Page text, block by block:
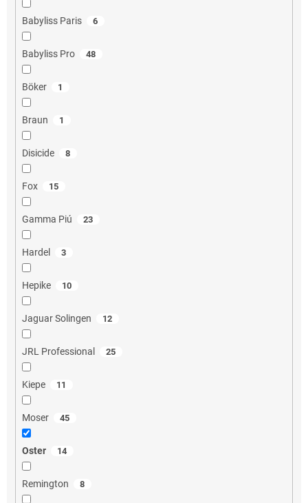
Babyliss Paris 6
Babyliss Pro 48
Böker 1
Braun 1
Disicide 8
Fox 15
Gamma Piú 23
Hardel 3
Hepike 10
Jaguar Solingen 12
JRL Professional 25
Kiepe 11
Moser 45
Oster 14
Remington 8